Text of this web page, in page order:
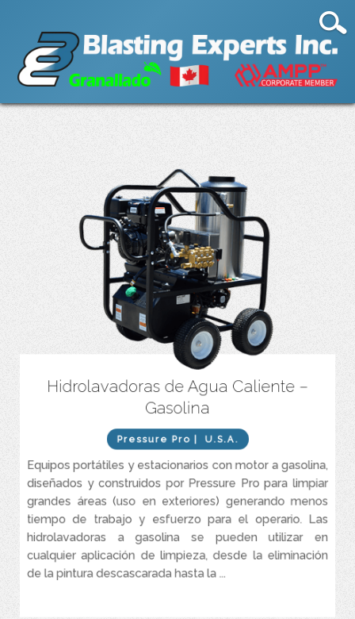
Hidrolavadoras de Agua Caliente –
Gasolina
Pressure Pro| U.S.A.
Equipos portátiles y estacionarios con motor a gasolina,
diseñados y construidos por Pressure Pro para limpiar
grandes áreas (uso en exteriores) generando menos
tiempo de trabajo y esfuerzo para el operario. Las
hidrolavadoras a gasolina se pueden utilizar en
cualquier aplicación de limpieza, desde la eliminación
de la pintura descascarada hasta la ...
Motor a gasolina.
Caudales entres 2.5 y 8 GPM.
Presiones entre 2.700 y 4.200 PSI.